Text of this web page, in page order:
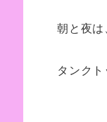
朝と夜は
タンク